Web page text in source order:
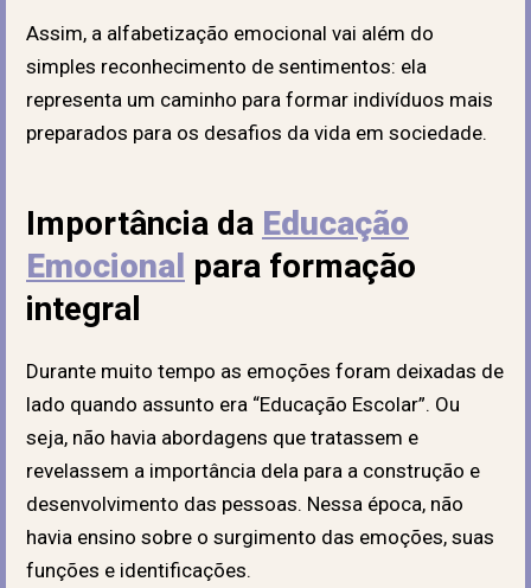
Assim, a alfabetização emocional vai além do
simples reconhecimento de sentimentos: ela
representa um caminho para formar indivíduos mais
preparados para os desafios da vida em sociedade.
Importância da Educação
Emocional para formação
integral
Durante muito tempo as emoções foram deixadas de
lado quando assunto era “Educação Escolar”. Ou
seja, não havia abordagens que tratassem e
revelassem a importância dela para a construção e
desenvolvimento das pessoas. Nessa época, não
havia ensino sobre o surgimento das emoções, suas
funções e identificações.